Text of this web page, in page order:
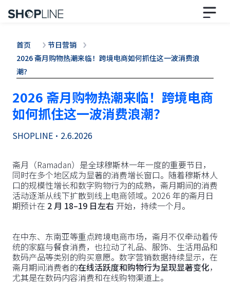
首页
节日营销
2026 斋月购物热潮来临！跨境电商如何抓住这一波消费浪
潮？
2026 斋月购物热潮来临！跨境电商
如何抓住这一波消费浪潮？
SHOPLINE • 2.6.2026
斋月（Ramadan）是全球穆斯林一年一度的重要节日，
同时在多个地区成为显著的消费增长窗口。随着穆斯林人
口的规模性增长和数字购物行为的成熟，斋月期间的消费
活动逐渐从线下扩散到线上电商领域。2026 年的斋月日
期预计在 2 月 18–19 日左右 开始，持续一个月。
在中东、东南亚等重点跨境电商市场，斋月不仅牵动着传
统的家庭与餐食消费，也拉动了礼品、服饰、生活用品和
数码产品等类别的购买意愿。数字营销数据持续显示，在
斋月期间消费者的在线活跃度和购物行为呈现显著变化，
尤其是在数码内容消费和在线购物渠道上。